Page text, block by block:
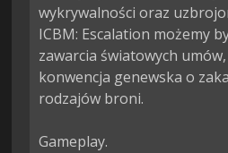
wykrywalności oraz
ICBM: Escalation możemy
zawarcia światowych
konwencja genewska o
rodzajów broni.
Gameplay.